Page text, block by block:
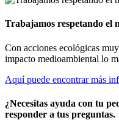
Trabajamos respetando el
Con acciones ecológicas
impacto medioambiental lo
Aquí puede encontrar más
¿Necesitas ayuda con tu
responder a tus preguntas.